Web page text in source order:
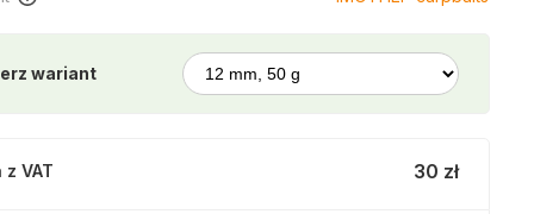
wariant
30 zł
VAT